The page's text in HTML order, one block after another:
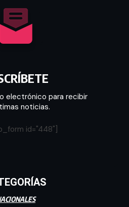
electrónico para recibir
noticias.
id="448"]